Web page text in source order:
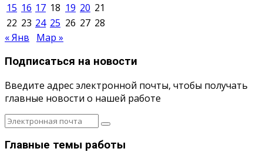
15 16 17 18 19 20 21
22 23 24 25 26 27 28
« Янв
Мар »
Подписаться на новости
Введите адрес электронной почты, чтобы получать
главные новости о нашей работе
Главные темы работы